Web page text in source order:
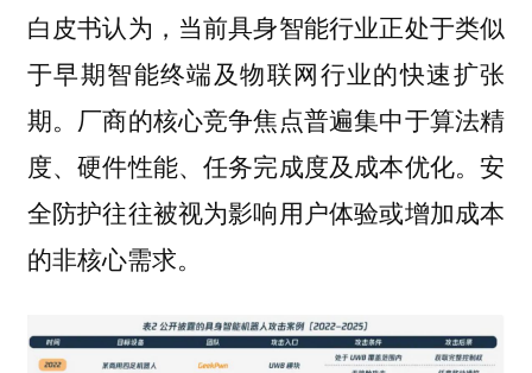
白皮书认为，当前具身智能行业正处于类似
于早期智能终端及物联网行业的快速扩张
期。厂商的核心竞争焦点普遍集中于算法精
度、硬件性能、任务完成度及成本优化。安
全防护往往被视为影响用户体验或增加成本
的非核心需求。